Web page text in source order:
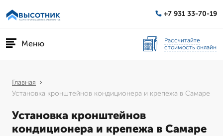
+7 931 33-70-19
Меню
Рассчитайте
стоимость онлайн
Главная
Установка кронштейнов кондиционера и крепежа в Самаре
Установка кронштейнов
кондиционера и крепежа в Самаре